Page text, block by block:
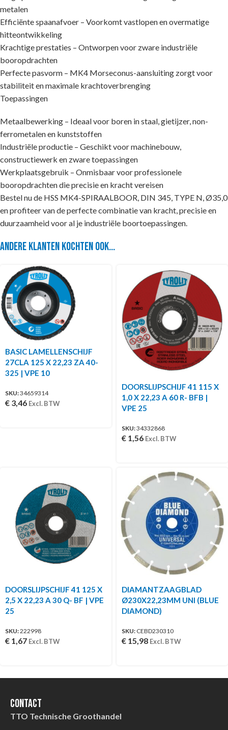
metalen
Efficiënte spaanafvoer – Voorkomt vastlopen en overmatige
hitteontwikkeling
Krachtige prestaties – Ontworpen voor zware industriële
booropdrachten
Perfecte pasvorm – MK4 Morseconus-aansluiting zorgt voor
stabiliteit en maximale krachtoverbrenging
Toepassingen
Metaalbewerking – Ideaal voor boren in staal, gietijzer, non-
ferrometalen en kunststoffen
Industriële productie – Geschikt voor machinebouw,
constructiewerk en zware toepassingen
Werkplaatsgebruik – Onmisbaar voor professionele
booropdrachten die precisie en kracht vereisen
Bestel nu de HSS MK4-SPIRAALBOOR, DIN 345, TYPE N, Ø35,0
en profiteer van de perfecte combinatie van kracht, precisie en
duurzaamheid voor al je industriële boortoepassingen.
Andere klanten kochten ook...
BASIC LAMELLENSCHIJF
27CLA 125 X 22,23 ZA 40-
325 | VPE 10
SKU:34659314
€ 3,46 Excl. BTW
DOORSLIJPSCHIJF 41 115 X
1,0 X 22,23 A 60 R- BFB |
VPE 25
SKU:34332868
€ 1,56 Excl. BTW
DOORSLIJPSCHIJF 41 125 X
2,5 X 22,23 A 30 Q- BF | VPE
25
SKU:222998
€ 1,67 Excl. BTW
DIAMANTZAAGBLAD
Ø230X22,23MM UNI (BLUE
DIAMOND)
SKU: CEBD230310
€ 15,98 Excl. BTW
Contact
TTO Technische Groothandel